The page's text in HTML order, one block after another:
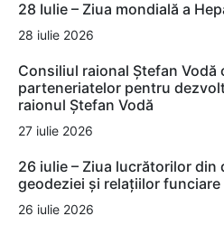
28 Iulie – Ziua mondială a
28 iulie 2026
Consiliul raional Ștefan
parteneriatelor pentru
raionul Ștefan Vodă
27 iulie 2026
26 iulie – Ziua lucrătorilor
geodeziei și relațiilor funciare
26 iulie 2026